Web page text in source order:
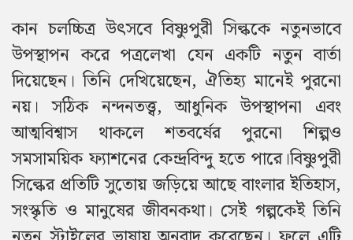
কান চলচ্চিত্র উৎসবে বিষ্ণুপুরী সিল্ককে নতুনভাবে
উপস্থাপন করে পত্রলেখা যেন একটি নতুন বার্তা
দিয়েছেন। তিনি দেখিয়েছেন, ঐতিহ্য মানেই পুরনো
নয়। সঠিক নন্দনতত্ত্ব, আধুনিক উপস্থাপনা এবং
আত্মবিশ্বাস থাকলে শতবর্ষের পুরনো শিল্পও
সমসাময়িক ফ্যাশনের কেন্দ্রবিন্দু হতে পারে।বিষ্ণুপুরী
সিল্কের প্রতিটি সুতোয় জড়িয়ে আছে বাংলার ইতিহাস,
সংস্কৃতি ও মানুষের জীবনকথা। সেই গল্পকেই তিনি